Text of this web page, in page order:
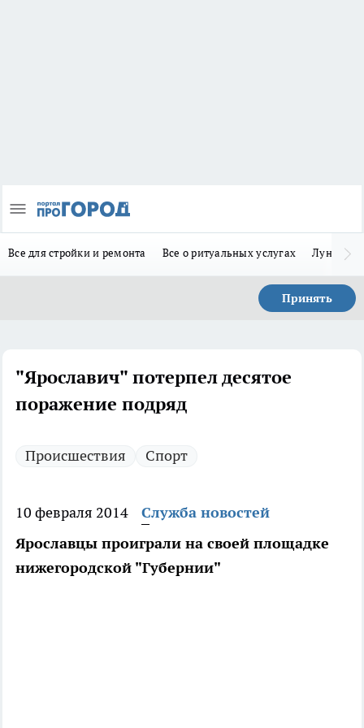
Все для стройки и ремонта Все о ритуальных услугах Лунно-
Принять
"Ярославич" потерпел десятое
поражение подряд
Происшествия Спорт
10 февраля 2014
Служба новостей
Ярославцы проиграли на своей площадке
нижегородской "Губернии"